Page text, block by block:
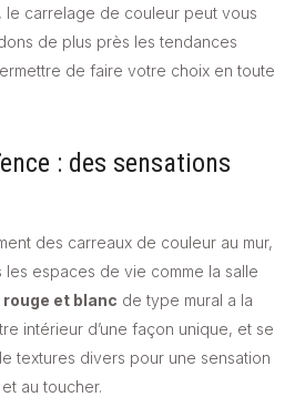
le carrelage de couleur peut vous
de plus près les tendances
de faire votre choix en toute
: des sensations
des carreaux de couleur au mur,
les espaces de vie comme la salle
et blanc de type mural a la
intérieur d’une façon unique, et se
textures divers pour une sensation
au toucher.